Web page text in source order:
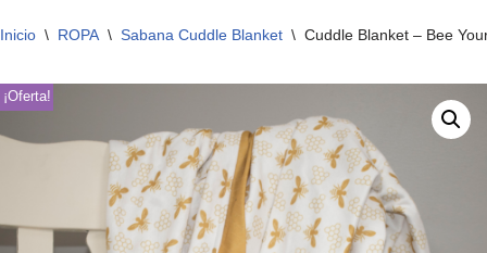
Inicio \ ROPA \ Sabana Cuddle Blanket \ Cuddle Blanket – Bee
¡Oferta!